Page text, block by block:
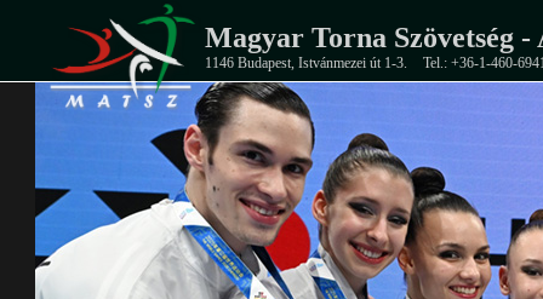
Magyar Torna Szövetség -
1146 Budapest, Istvánmezei út 1-3. Tel.: +36-1-460-